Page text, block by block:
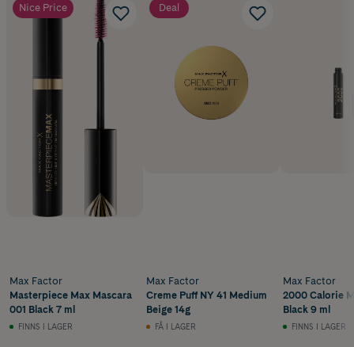
Nice Price
Max Factor
Masterpiece Max Mascara
001 Black 7 ml
FINNS I LAGER
Deal
Max Factor
Creme Puff NY 41 Medium
Beige 14g
FÅ I LAGER
Max Factor
2000 Calorie
Black 9 ml
FINNS I LAGER